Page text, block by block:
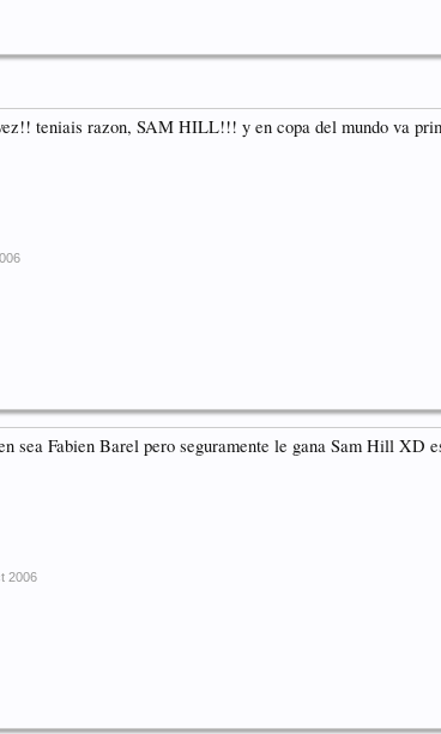
teniais razon, SAM HILL!!! y en copa del mundo va
sea Fabien Barel pero seguramente le gana Sam Hill XD
2006